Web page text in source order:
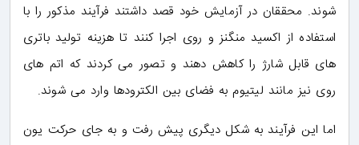
شوند. محققان در آزمایش خود قصد داشتند فرآیند مذکور را با
استفاده از اکسید منگنز و روی اجرا کنند تا هزینه تولید باتری
های قابل شارژ را کاهش دهند و تصور می کردند که اتم های
روی نیز مانند لیتیوم به فضای بین الکترودها وارد می شوند.
اما این فرآیند به شکل دیگری پیش رفت و به جای حرکت یون